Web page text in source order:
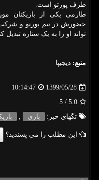
طرف پورتو است.
طارمی یکی از بازیکنان
حضورش در تیم پورتو و شرکت
تواند او را به یک ستاره تبدیل
منبع: دیجیپا
1399/05/28
10:14:47
5.0
/ 5
تگهای خبر:
بازی ,
این مطلب را می پسندید؟